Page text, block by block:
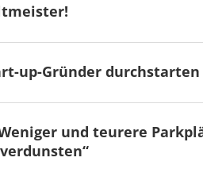
up-Gründer durchstarten
und teurere